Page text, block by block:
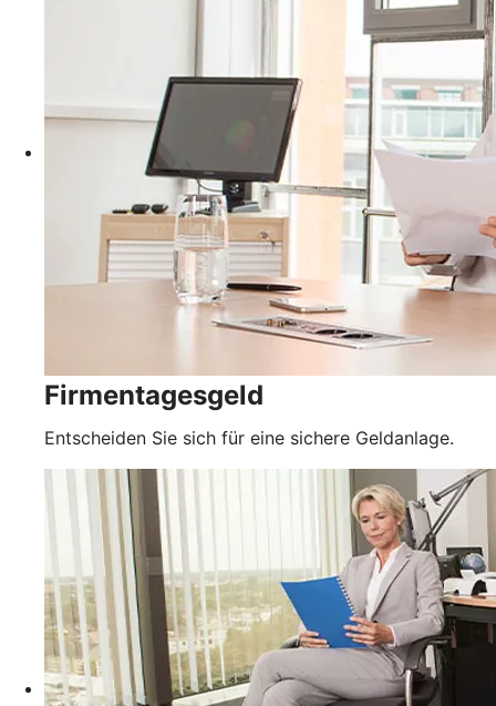
Firmentagesgeld
Entscheiden Sie sich für eine sichere Geldanlage.